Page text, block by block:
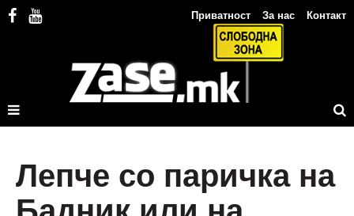
Приватност За нас Контакт
Лепче со паричка на